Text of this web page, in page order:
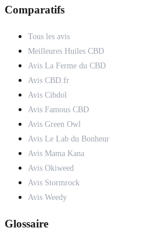
Comparatifs
Tous les avis
Meilleures Huiles CBD
Avis La Ferme du CBD
Avis CBD.fr
Avis Cibdol
Avis Famous CBD
Avis Green Owl
Avis Le Lab du Bonheur
Avis Mama Kana
Avis Okiweed
Avis Stormrock
Avis Weedy
Glossaire